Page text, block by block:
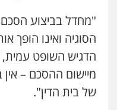
"מחדל בביצוע
הסוגיה ואינו הופך
הדגיש השופט
מיישום ההסכם –
של בית הדין".
עו"ד
פלילי
לענייני